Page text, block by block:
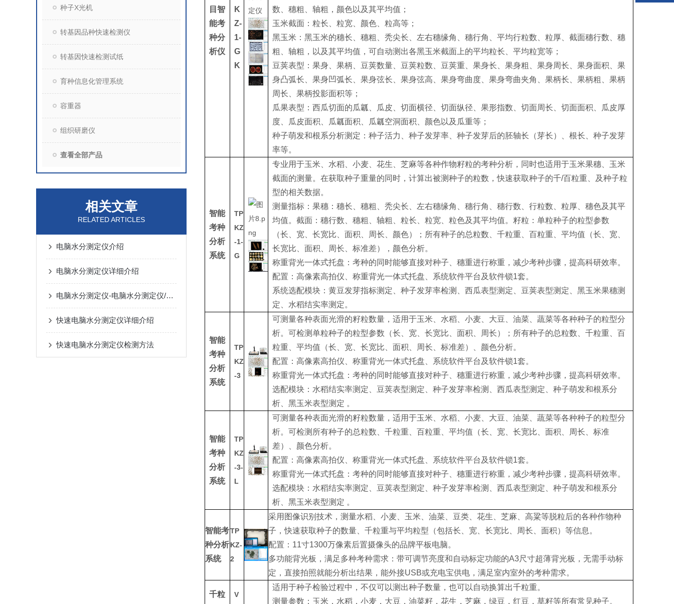
种子X光机
转基因品种快速检测仪
转基因快速检测试纸
育种信息化管理系统
容重器
组织研磨仪
查看全部产品
相关文章
RELATED ARTICLES
电脑水分测定仪介绍
电脑水分测定仪详细介绍
电脑水分测定仪-电脑水分测定仪/功能参数介绍
快速电脑水分测定仪详细介绍
快速电脑水分测定仪检测方法
目智
能考
种分
析仪
K
Z-
1-
G
K
数、穗粗、轴粗，颜色以及其平均值；
玉米截面：粒长、粒宽、颜色、粒高等；
黑玉米：黑玉米的穗长、穗粗、秃尖长、左右穗缘角、穗行角、平均行粒数、粒厚、截面穗行数、穗
粗、轴粗，以及其平均值，可自动测出各黑玉米截面上的平均粒长、平均粒宽等；
豆荚表型：果身、果柄、豆荚数量、豆荚粒数、豆荚重、果身长、果身粗、果身周长、果身面积、果
身凸弧长、果身凹弧长、果身弦长、果身弦高、果身弯曲度、果身弯曲夹角、果柄长、果柄粗、果柄
周长、果柄投影面积等；
瓜果表型：西瓜切面的瓜瓤、瓜皮、切面横径、切面纵径、果形指数、切面周长、切面面积、瓜皮厚
度、瓜皮面积、瓜瓤面积、瓜瓤空洞面积、颜色以及瓜重等；
种子萌发和根系分析测定：种子活力、种子发芽率、种子发芽后的胚轴长（芽长）、根长、种子发芽
率等。
智能
考种
分析
系统
TP
KZ
-1-
G
专业用于玉米、水稻、小麦、花生、芝麻等各种作物籽粒的考种分析，同时也适用于玉米果穗、玉米
截面的测量。在获取种子重量的同时，计算出被测种子的粒数，快速获取种子的千/百粒重、及种子粒
型的相关数据。
测量指标：果穗：穗长、穗粗、秃尖长、左右穗缘角、穗行角、穗行数、行粒数、粒厚、穗色及其平
均值。截面：穗行数、穗粗、轴粗、粒长、粒宽、粒色及其平均值。籽粒：单粒种子的粒型参数
（长、宽、长宽比、面积、周长、颜色）；所有种子的总粒数、千粒重、百粒重、平均值（长、宽、
长宽比、面积、周长、标准差），颜色分析。
称重背光一体式托盘：考种的同时能够直接对种子、穗重进行称重，减少考种步骤，提高科研效率。
配置：高像素高拍仪、称重背光一体式托盘、系统软件平台及软件锁1套。
系统选配模块：黄豆发芽指标测定、种子发芽率检测、西瓜表型测定、豆荚表型测定、黑玉米果穗测
定、水稻结实率测定。
智能
考种
分析
系统
TP
KZ
-3
可测量各种表面光滑的籽粒数量，适用于玉米、水稻、小麦、大豆、油菜、蔬菜等各种种子的粒型分
析。可检测单粒种子的粒型参数（长、宽、长宽比、面积、周长）；所有种子的总粒数、千粒重、百
粒重、平均值（长、宽、长宽比、面积、周长、标准差）、颜色分析。
配置：高像素高拍仪、称重背光一体式托盘、系统软件平台及软件锁1套。
称重背光一体式托盘：考种的同时能够直接对种子、穗重进行称重，减少考种步骤，提高科研效率。
选配模块：水稻结实率测定、豆荚表型测定、种子发芽率检测、西瓜表型测定、种子萌发和根系分
析、黑玉米表型测定 。
智能
考种
分析
系统
TP
KZ
-3-
L
可测量各种表面光滑的籽粒数量，适用于玉米、水稻、小麦、大豆、油菜、蔬菜等各种种子的粒型分
析。可检测所有种子的总粒数、千粒重、百粒重、平均值（长、宽、长宽比、面积、周长、标准
差）、颜色分析。
配置：高像素高拍仪、称重背光一体式托盘、系统软件平台及软件锁1套。
称重背光一体式托盘：考种的同时能够直接对种子、穗重进行称重，减少考种步骤，提高科研效率。
选配模块：水稻结实率测定、豆荚表型测定、种子发芽率检测、西瓜表型测定、种子萌发和根系分
析、黑玉米表型测定 。
智能考
种分析
系统
TP
KZ-
2
采用图像识别技术，测量水稻、小麦、玉米、油菜、豆类、花生、芝麻、高粱等脱粒后的各种作物种
子，快速获取种子的数量、千粒重与平均粒型（包括长、宽、长宽比、周长、面积）等信息。
配置：11寸1300万像素后置摄像头的品牌平板电脑。
多功能背光板，满足多种考种需求：带可调节亮度和自动标定功能的A3尺寸超薄背光板，无需手动标
定，直接拍照就能分析出结果，能外接USB或充电宝供电，满足室内室外的考种需求。
千粒 V
适用于种子检验过程中，不仅可以测出种子数量，也可以自动换算出千粒重。
测量参数：玉米，水稻，小麦，大豆，油菜籽，花生，芝麻，绿豆，红豆，草籽等所有常见种子。